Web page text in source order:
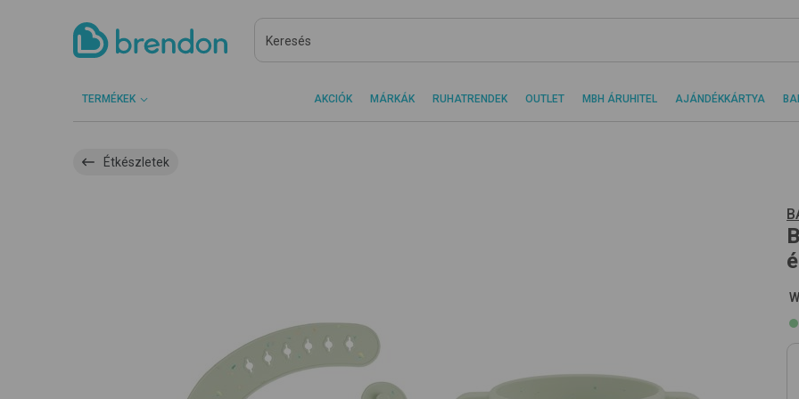
TERMÉKEK AKCIÓK MÁRKÁK RUHATRENDEK OUTLET MBH ÁRUHITEL AJÁNDÉKKÁRTYA
Étkészletek